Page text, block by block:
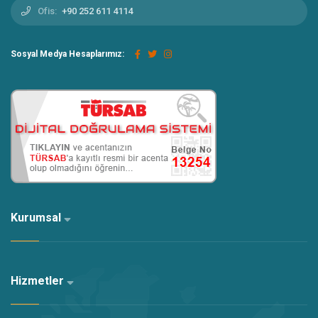
Ofis: +90 252 611 4114
Sosyal Medya Hesaplarımız:
Kurumsal
Hizmetler